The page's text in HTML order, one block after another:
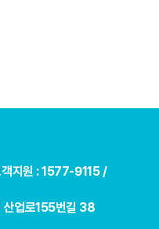
지원 : 1577-9115 /
산업로155번길 38